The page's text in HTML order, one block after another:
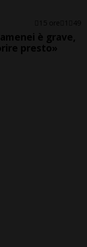
15 ore 1 49
è grave,
presto»